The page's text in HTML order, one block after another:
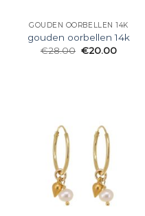
GOUDEN OORBELLEN 14K
gouden oorbellen 14k
€28.00 €20.00